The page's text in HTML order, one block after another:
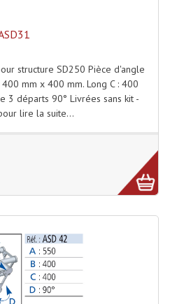
De Compression
Et CDs Sources
PA & Micro Pupitre
De Conférence
Visite Guidée
Securité EN-54
structure SD250 Pièce d'angle
mm x 400 mm. Long C : 400
3 départs 90° Livrées sans kit -
lire la suite...